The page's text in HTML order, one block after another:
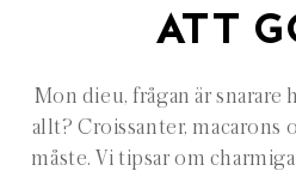
ATT
Mon dieu, frågan är snarare
allt? Croissanter, macarons
måste. Vi tipsar om